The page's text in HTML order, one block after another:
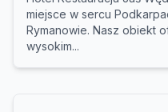
miejsce w sercu
Rymanowie. Nasz obiekt
wysokim...